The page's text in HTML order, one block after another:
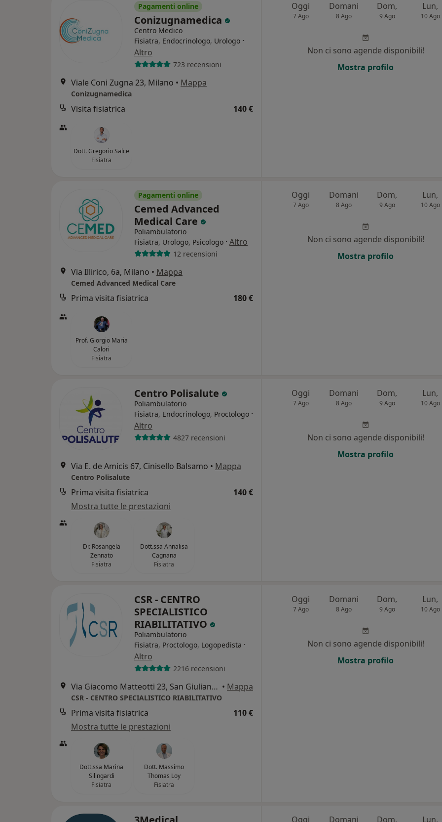
Pagamenti online
Conizugnamedica
Centro Medico
Fisiatra, Endocrinologo, Urologo ·
Altro
723 recensioni
Viale Coni Zugna 23, Milano • Mappa
Conizugnamedica
Visita fisiatrica 140 €
Dott. Gregorio Salce
Fisiatra
Oggi
7 Ago
Domani
8 Ago
Dom,
9 Ago
Lun,
10 Ago
Non ci sono agende disponibili!
Mostra profilo
Pagamenti online
Cemed Advanced
Medical Care
Poliambulatorio
Fisiatra, Urologo, Psicologo · Altro
12 recensioni
Via Illirico, 6a, Milano • Mappa
Cemed Advanced Medical Care
Prima visita fisiatrica 180 €
Prof. Giorgio Maria
Calori
Fisiatra
Oggi
7 Ago
Domani
8 Ago
Dom,
9 Ago
Lun,
10 Ago
Non ci sono agende disponibili!
Mostra profilo
Centro Polisalute
Poliambulatorio
Fisiatra, Endocrinologo, Proctologo ·
Altro
4827 recensioni
Via E. de Amicis 67, Cinisello Balsamo • Mappa
Centro Polisalute
Prima visita fisiatrica
140 €
Mostra tutte le prestazioni
Dr. Rosangela
Zennato
Fisiatra
Dott.ssa Annalisa
Cagnana
Fisiatra
Oggi
7 Ago
Domani
8 Ago
Dom,
9 Ago
Lun,
10 Ago
Non ci sono agende disponibili!
Mostra profilo
CSR - CENTRO
SPECIALISTICO
RIABILITATIVO
Poliambulatorio
Fisiatra, Proctologo, Logopedista ·
Altro
2216 recensioni
Via Giacomo Matteotti 23, San Giuliano Milanese • Mappa
CSR - CENTRO SPECIALISTICO RIABILITATIVO
Prima visita fisiatrica
110 €
Mostra tutte le prestazioni
Dott.ssa Marina
Silingardi
Fisiatra
Dott. Massimo
Thomas Loy
Fisiatra
Oggi
7 Ago
Domani
8 Ago
Dom,
9 Ago
Lun,
10 Ago
Non ci sono agende disponibili!
Mostra profilo
Oggi Domani Dom, Lun,